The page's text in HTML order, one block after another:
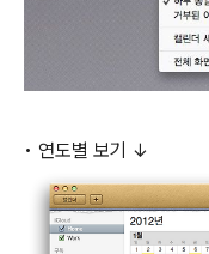
• 연도별 보기 ↓